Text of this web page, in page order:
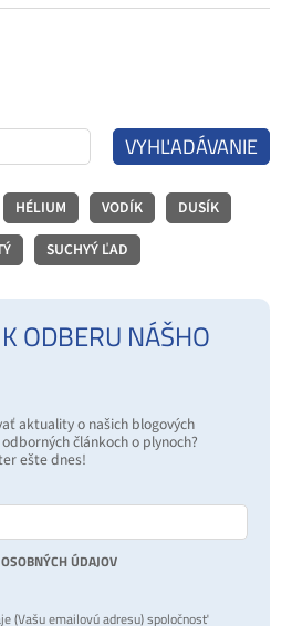
VYHĽADÁVANIE
HÉLIUM VODÍK
DUSÍK
SUCHYÝ ĽAD
ODBERU NÁŠHO
aktuality o našich blogových
článkoch o plynoch?
ešte dnes!
ÚDAJOV
(Vašu emailovú adresu) spoločnosť